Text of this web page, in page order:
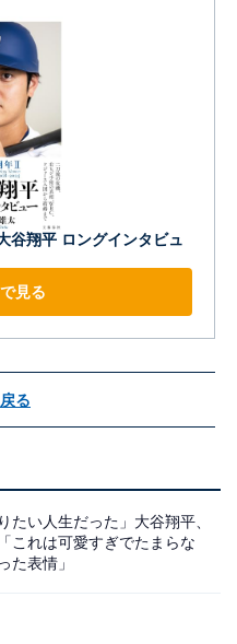
谷翔平 ロングインタビュ
見る
る
たい人生だった」大谷翔平、
これは可愛すぎでたまらな
た表情」